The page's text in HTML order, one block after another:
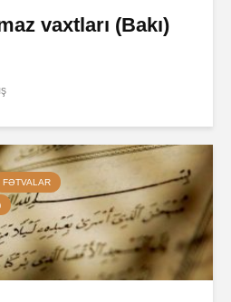
vaxtları (Bakı)
FƏTVALAR